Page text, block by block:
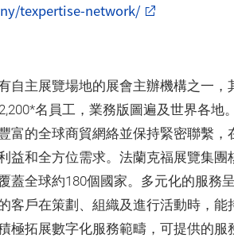
texpertise-network/
自主展覽場地的展會主辦機構之一，
名員工，業務版圖遍及世界各地
富的全球商貿網絡並保持緊密聯繫，
益和全方位需求。法蘭克福展覽集團
蓋全球約180個國家。多元化的服務
客戶在策劃、組織及進行活動時，能
極拓展數字化服務範疇，可提供的服